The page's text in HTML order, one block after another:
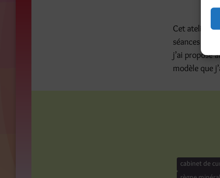
Cet atelier a
séances de
j’ai proposé
modèle que
cabinet de